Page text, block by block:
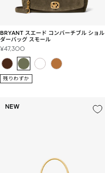
BRYANT スエード コンバーチブル ショル
ダーバッグ スモール
セ
ル
価
格
¥47,300
残りわずか
NEW